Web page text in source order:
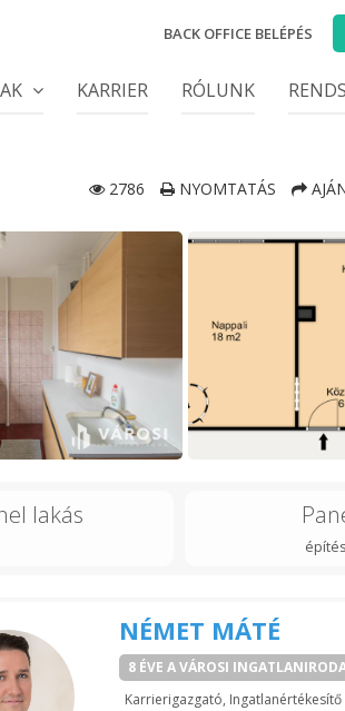
BACK OFFICE BELÉPÉS
KARRIER RÓLUNK
2786 NYOMTATÁS
lakás
NÉMET MÁTÉ
8 ÉVE A VÁROSI
Karrierigazgató, Ingatlanértékesítő